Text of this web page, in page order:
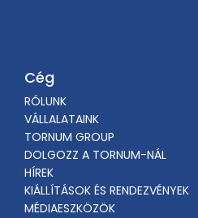
Cég
RÓLUNK
VÁLLALATAINK
TORNUM GROUP
DOLGOZZ A TORNUM-NÁL
HÍREK
KIÁLLÍTÁSOK ÉS RENDEZVÉNYEK
MÉDIAESZKÖZÖK